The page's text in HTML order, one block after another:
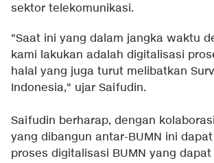
sektor telekomunikasi.
"Saat ini yang dalam jangka waktu
kami lakukan adalah digitalisasi
halal yang juga turut melibatkan
Indonesia," ujar Saifudin.
Saifudin berharap, dengan
yang dibangun antar-BUMN ini
proses digitalisasi BUMN yang